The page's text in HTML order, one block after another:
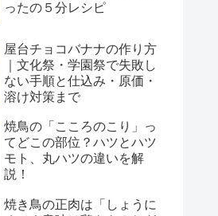
ったの５分レシピ
屋台チョコバナナの作り方
｜文化祭・学園祭で失敗し
ない手順と仕込み・原価・
溶け対策まで
焼鳥の「こころのこり」っ
てどこの部位？ハツとハツ
モト、丸ハツの違いを解
説！
焼き鳥の正肉は「しょうに